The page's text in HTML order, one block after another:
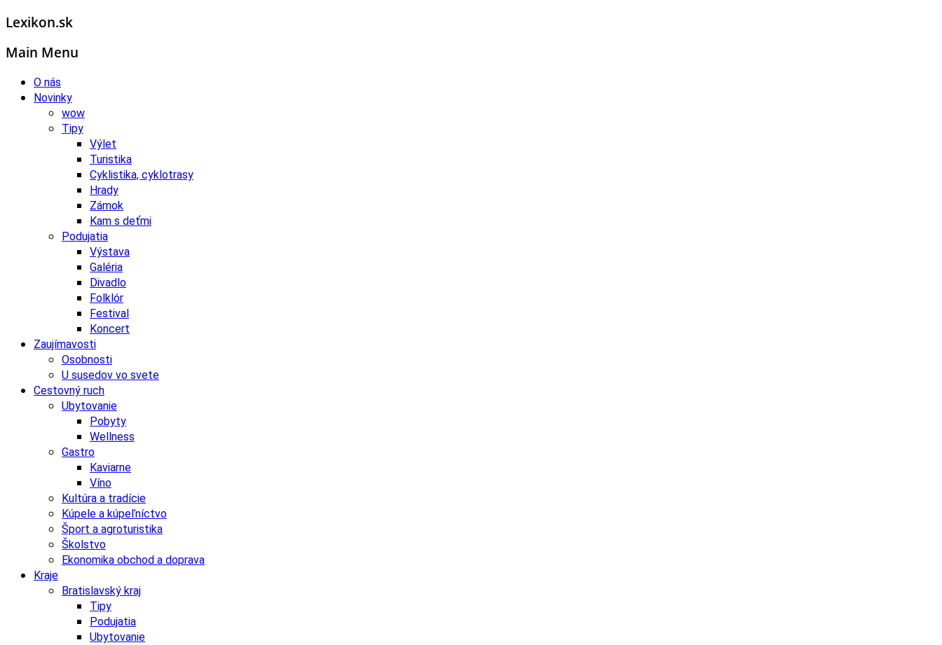
Lexikon.sk
Main Menu
O nás
Novinky
wow
Tipy
Výlet
Turistika
Cyklistika, cyklotrasy
Hrady
Zámok
Kam s deťmi
Podujatia
Výstava
Galéria
Divadlo
Folklór
Festival
Koncert
Zaujímavosti
Osobnosti
U susedov vo svete
Cestovný ruch
Ubytovanie
Pobyty
Wellness
Gastro
Kaviarne
Víno
Kultúra a tradície
Kúpele a kúpeľníctvo
Šport a agroturistika
Školstvo
Ekonomika obchod a doprava
Kraje
Bratislavský kraj
Tipy
Podujatia
Ubytovanie